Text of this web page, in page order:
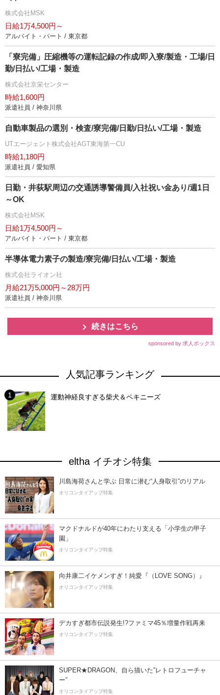
株式会社MSK
日給1万4,500円～
アルバイト・パート / 東京都
「寮完備」圧縮機等の運転記録の作成/即入寮/製造・工場/日
勤/日払い/工場・製造
株式会社京栄センター
時給1,600円
派遣社員 / 神奈川県
自動車製品の選別・検査/寮完備/日勤/日払い/工場・製造
UTエージェント株式会社AGT東海第一CU
時給1,180円
派遣社員 / 愛知県
日勤・井荻駅周辺の交通誘導警備員/入社祝い金あり/週1日
～OK
株式会社MSK
日給1万4,500円～
アルバイト・パート / 東京都
半導体電力素子の製造/寮完備/日払い/工場・製造
株式会社ライオン社
月給21万5,000円～28万円
派遣社員 / 神奈川県
続きはこちら
sponsored by 求人ボックス
人気記事ランキング
運動神経良すぎる柴犬＆ペキニーズ
eltha イチオシ特集
川島海荷さんと学ぶ 日常に潜む“人身取引”のリアル
オリコンタイアップ特集
マクドナルドが40年にわたり支える「小学生の甲子
園」
オリコンタイアップ特集
向井康二イケメンすぎ！純愛『（LOVE SONG）』
オリコンタイアップ特集
デカすぎ都市伝説発生!?ファミマ45％増量作戦再来
オリコンタイアップ特集
SUPER★DRAGON、自ら描いた”レトロフューチャ
ー”
オリコンタイアップ特集